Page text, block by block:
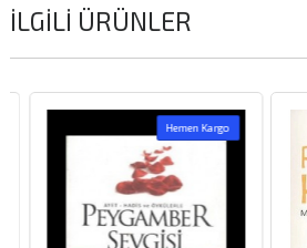
İLGILI ÜRÜNLER
Hemen Kargo